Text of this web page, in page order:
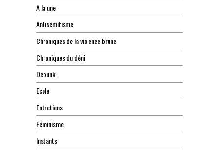
A la une
Antisémitisme
Chroniques de la violence brune
Chroniques du déni
Debunk
Ecole
Entretiens
Féminisme
Instants